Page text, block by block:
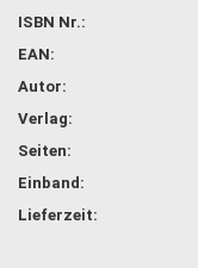
ISBN Nr.:
EAN:
Autor:
Verlag:
Seiten:
Einband:
Lieferzeit: